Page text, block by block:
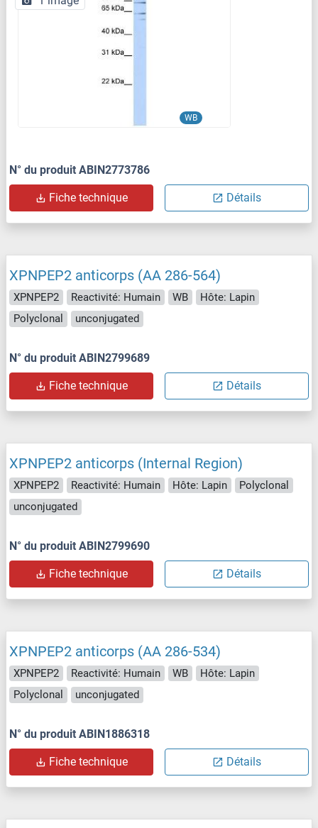
WB
N° du produit ABIN2773786
Fiche technique Détails
XPNPEP2 anticorps (AA 286-564)
XPNPEP2 Reactivité: Humain WB
Hôte: Lapin
Polyclonal
unconjugated
N° du produit ABIN2799689
Fiche technique Détails
XPNPEP2 anticorps (Internal Region)
XPNPEP2 Reactivité: Humain Hôte: Lapin
Polyclonal
unconjugated
N° du produit ABIN2799690
Fiche technique Détails
XPNPEP2 anticorps (AA 286-534)
XPNPEP2 Reactivité: Humain WB
Hôte: Lapin
Polyclonal
unconjugated
N° du produit ABIN1886318
Fiche technique Détails